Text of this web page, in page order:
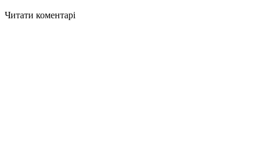
Читати коментарі